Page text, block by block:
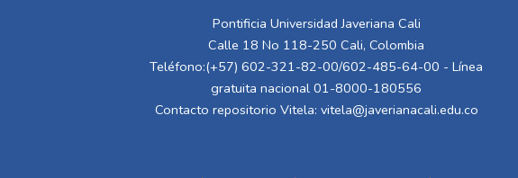
Pontificia Universidad Javeriana Cali
Calle 18 No 118-250 Cali, Colombia
Teléfono:(+57) 602-321-82-00/602-485-64-00 - Línea
gratuita nacional 01-8000-180556
Contacto repositorio Vitela: vitela@javerianacali.edu.co